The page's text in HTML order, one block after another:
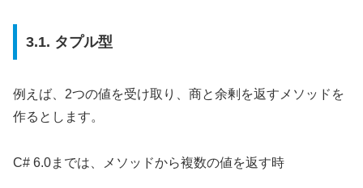
3.1. タプル型
例えば、2つの値を受け取り、商と余剰を返すメソッドを
作るとします。
C# 6.0までは、メソッドから複数の値を返す時